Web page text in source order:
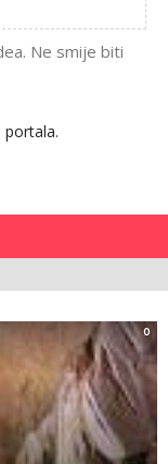
Ne smije biti
0